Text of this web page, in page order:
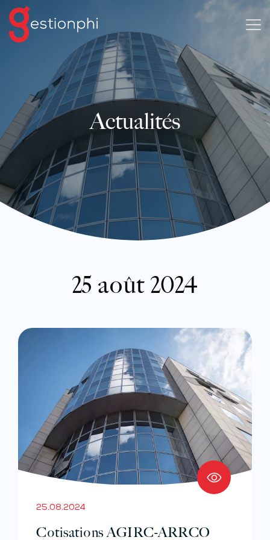
Actualités
25 août 2024
25.08.2024
Cotisations AGIRC-ARRCO